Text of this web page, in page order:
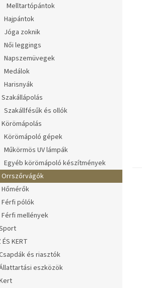
Melltartópántok
Hajpántok
Jóga zoknik
Női leggings
Napszemüvegek
Medálok
Harisnyák
Szakállápolás
Szakállfésűk és ollók
Körömápolás
Körömápoló gépek
Műkörmös UV lámpák
Egyéb körömápoló készítmények
Orrszőrvágók
Hőmérők
Férfi pólók
Férfi mellények
ÉS KERT
és riasztók
eszközök